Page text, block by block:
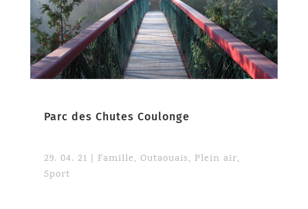
Parc des Chutes Coulonge
29. 04. 21 Famille, Outaouais, Plein air,
Sport